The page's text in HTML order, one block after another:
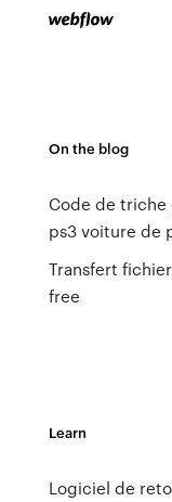
On the blog
Code de triche
ps3 voiture de
Transfert
free
Learn
Logiciel de